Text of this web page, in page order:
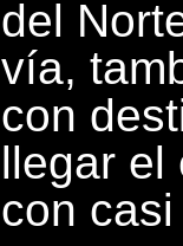
del
vía,
con
llegar el
con